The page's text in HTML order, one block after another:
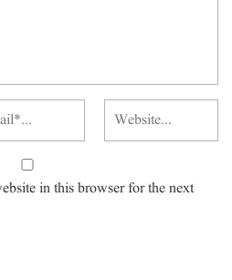
in this browser for the next